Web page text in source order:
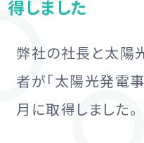
得しました
弊社の社長と太陽
者が「太陽光発電
月に取得しました。